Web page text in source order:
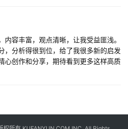
内容丰富，观点清晰，让我受益匪浅。
，分析得很到位，给了我很多新的启发
心创作和分享，期待看到更多这样高质